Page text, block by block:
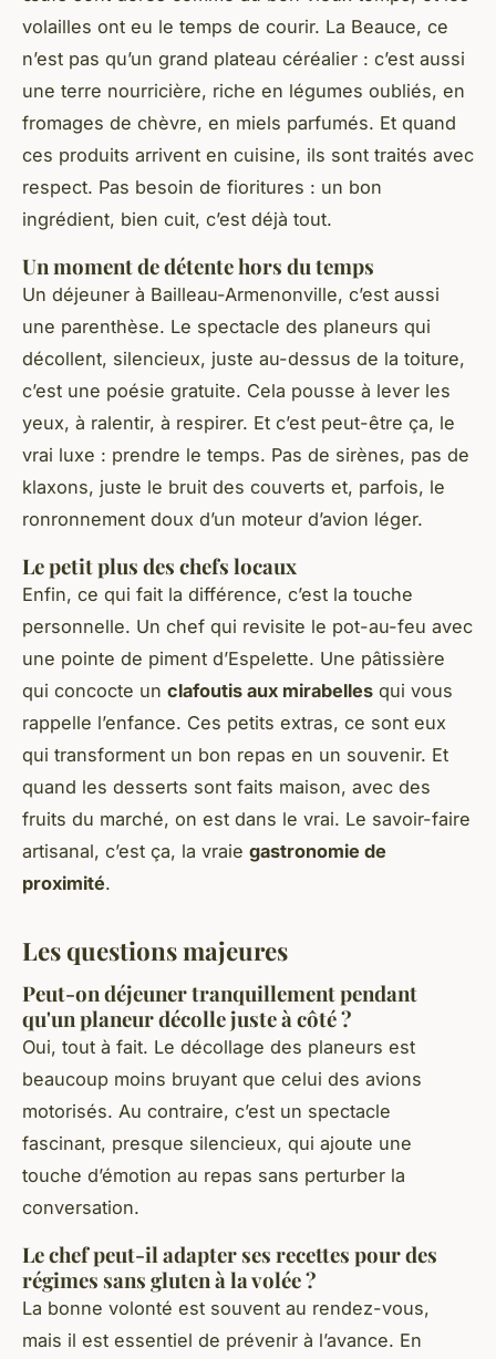
volailles ont eu le temps de courir. La Beauce, ce
n’est pas qu’un grand plateau céréalier : c’est aussi
une terre nourricière, riche en légumes oubliés, en
fromages de chèvre, en miels parfumés. Et quand
ces produits arrivent en cuisine, ils sont traités avec
respect. Pas besoin de fioritures : un bon
ingrédient, bien cuit, c’est déjà tout.
Un moment de détente hors du temps
Un déjeuner à Bailleau-Armenonville, c’est aussi
une parenthèse. Le spectacle des planeurs qui
décollent, silencieux, juste au-dessus de la toiture,
c’est une poésie gratuite. Cela pousse à lever les
yeux, à ralentir, à respirer. Et c’est peut-être ça, le
vrai luxe : prendre le temps. Pas de sirènes, pas de
klaxons, juste le bruit des couverts et, parfois, le
ronronnement doux d’un moteur d’avion léger.
Le petit plus des chefs locaux
Enfin, ce qui fait la différence, c’est la touche
personnelle. Un chef qui revisite le pot-au-feu avec
une pointe de piment d’Espelette. Une pâtissière
qui concocte un clafoutis aux mirabelles qui vous
rappelle l’enfance. Ces petits extras, ce sont eux
qui transforment un bon repas en un souvenir. Et
quand les desserts sont faits maison, avec des
fruits du marché, on est dans le vrai. Le savoir-faire
artisanal, c’est ça, la vraie gastronomie de
proximité.
Les questions majeures
Peut-on déjeuner tranquillement pendant
qu'un planeur décolle juste à côté ?
Oui, tout à fait. Le décollage des planeurs est
beaucoup moins bruyant que celui des avions
motorisés. Au contraire, c’est un spectacle
fascinant, presque silencieux, qui ajoute une
touche d’émotion au repas sans perturber la
conversation.
Le chef peut-il adapter ses recettes pour des
régimes sans gluten à la volée ?
La bonne volonté est souvent au rendez-vous,
mais il est essentiel de prévenir à l’avance. En